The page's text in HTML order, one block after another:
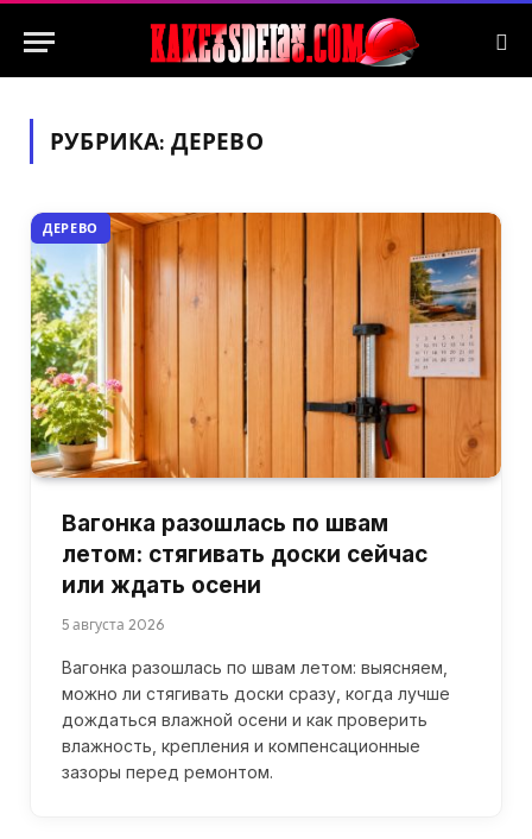
РУБРИКА: ДЕРЕВО
ДЕРЕВО
Вагонка разошлась по швам
летом: стягивать доски сейчас
или ждать осени
5 августа 2026
Вагонка разошлась по швам летом: выясняем,
можно ли стягивать доски сразу, когда лучше
дождаться влажной осени и как проверить
влажность, крепления и компенсационные
зазоры перед ремонтом.